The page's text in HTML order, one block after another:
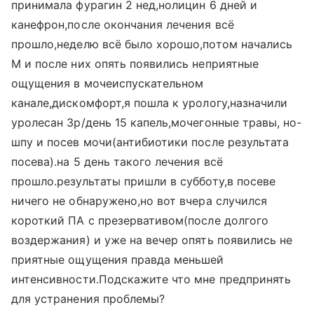
принимала фурагин 2 нед,нолицин 6 дней и
канефрон,после окончания лечения всё
прошло,неделю всё было хорошо,потом начались
М и после них опять появились неприятные
ощущения в мочеиспускательном
канале,дискомфорт,я пошла к урологу,назначили
уролесан 3р/день 15 капель,мочегонные травы, но-
шпу и посев мочи(антибиотики после результата
посева).на 5 день такого лечения всё
прошло.результаты пришли в субботу,в посеве
ничего не обнаружено,но вот вчера случился
короткий ПА с презервативом(после долгого
воздержания) и уже на вечер опять появились не
приятные ощущения правда меньшей
интенсивности.Подскажите что мне предпринять
для устранения проблемы?